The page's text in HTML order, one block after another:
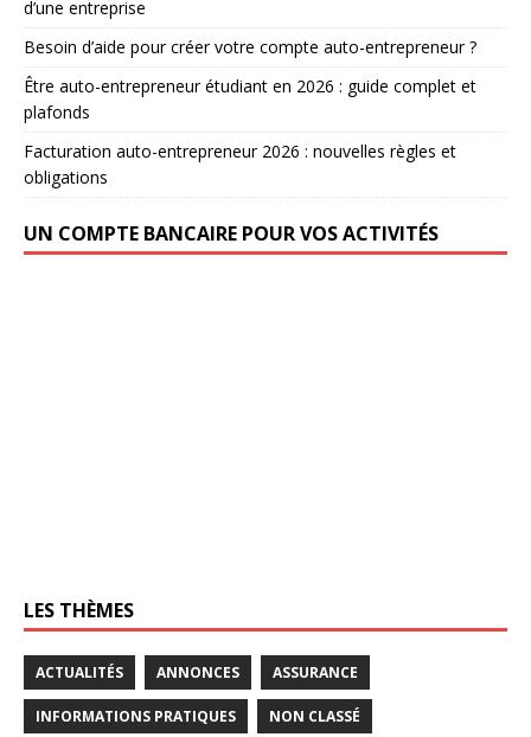
d’une entreprise
Besoin d’aide pour créer votre compte auto-entrepreneur ?
Être auto-entrepreneur étudiant en 2026 : guide complet et
plafonds
Facturation auto-entrepreneur 2026 : nouvelles règles et
obligations
UN COMPTE BANCAIRE POUR VOS ACTIVITÉS
LES THÈMES
ACTUALITÉS ANNONCES ASSURANCE
INFORMATIONS PRATIQUES NON CLASSÉ